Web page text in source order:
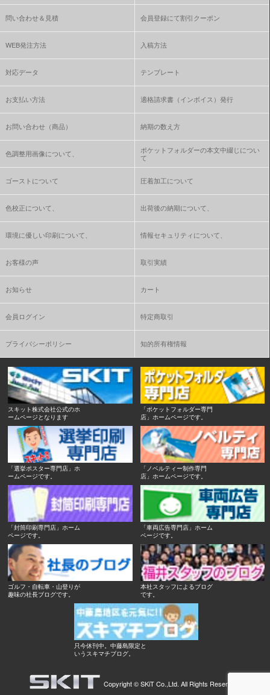
問い合わせ＆見積 会員登録にて割引クーポン
WEB発注方法 入稿方法
対応データ テンプレート
お支払い方法 適格請求書（インボイス）発行
お問い合わせ（商品） 納期の数え方
色調整用画像について、
ポケットフォルダーの本文中綴じについ
て
ゴーストについて 圧着加工について
色校正について、 出荷後の納期について、
環境に優しい印刷について、 情報セキュリティについて、
お客様の声 取引実績
お知らせ カート
会員ログイン 特定商取引
プライバシーポリシー 知的所有権情報
スキット株式会社公式のホ
ームページとなります
「ポケットフォルダー専門
店」ホームページです。
「選挙ポスター専門店」ホ
ームページです。
「ノベルティー制作専門
店」ホームページです。
「封筒印刷専門店」ホーム
ページです。
「車両広告専門店」ホーム
ページです。
ゴルフ・自転車・山登りが
趣味の社長ブログです。
本社スタッフによるブログ
です。
只今休刊中。中藤島限定と
いうスキマチブログ。
Copyright ©SKiT Co.,Ltd. All Rights Reserved.